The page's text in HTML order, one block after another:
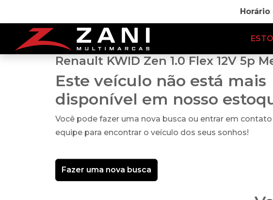
Renault KWID Zen 1.0 Flex 12V 5p
Este veículo não está mais
disponível em nosso
Você pode fazer uma nova busca ou entrar em
equipe para encontrar o veículo dos seus sonhos!
Fazer uma nova busca